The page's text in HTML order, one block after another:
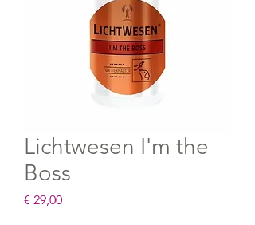
Lichtwesen I'm the
Boss
€ 29,00Prijs